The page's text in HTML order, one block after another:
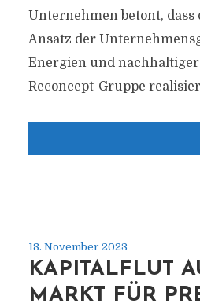
Unternehmen betont,
Ansatz der
Energien und
Reconcept-Gruppe
18. November 2023
KAPITALFLUT
MARKT FÜR